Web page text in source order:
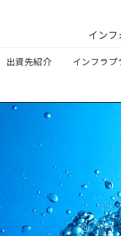
インフ
水道
会社概要
拠点所在地
ス
クス
イス
出資先紹介 インフラプ